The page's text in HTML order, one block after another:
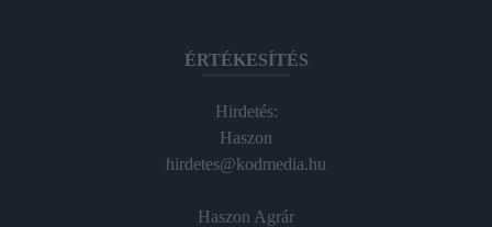
ÉRTÉKESÍTÉS
Hirdetés:
Haszon
hirdetes@kodmedia.hu
Haszon Agrár